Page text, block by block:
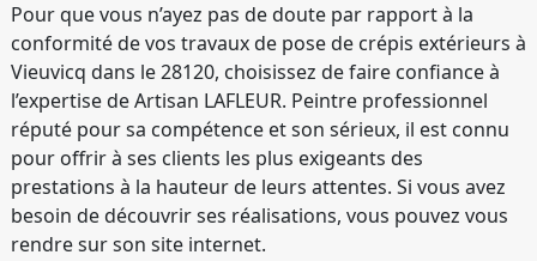
Pour que vous n’ayez pas de doute par rapport à la
conformité de vos travaux de pose de crépis extérieurs à
Vieuvicq dans le 28120, choisissez de faire confiance à
l’expertise de Artisan LAFLEUR. Peintre professionnel
réputé pour sa compétence et son sérieux, il est connu
pour offrir à ses clients les plus exigeants des
prestations à la hauteur de leurs attentes. Si vous avez
besoin de découvrir ses réalisations, vous pouvez vous
rendre sur son site internet.